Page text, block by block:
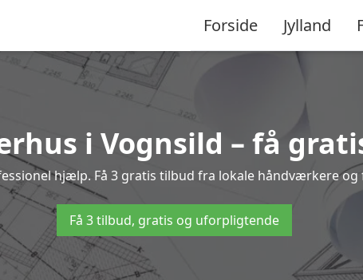
Forside Jylland
i Vognsild – få
hjælp. Få 3 gratis tilbud fra lokale håndværkere
Få 3 tilbud, gratis og uforpligtende